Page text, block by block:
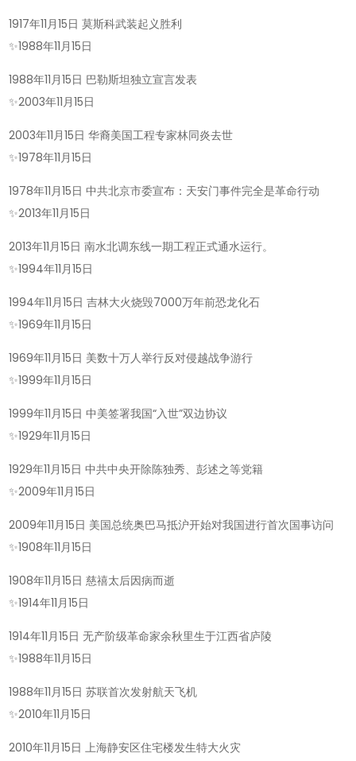
1917年11月15日 莫斯科武装起义胜利
✨1988年11月15日
1988年11月15日 巴勒斯坦独立宣言发表
✨2003年11月15日
2003年11月15日 华裔美国工程专家林同炎去世
✨1978年11月15日
1978年11月15日 中共北京市委宣布：天安门事件完全是革命行动
✨2013年11月15日
2013年11月15日 南水北调东线一期工程正式通水运行。
✨1994年11月15日
1994年11月15日 吉林大火烧毁7000万年前恐龙化石
✨1969年11月15日
1969年11月15日 美数十万人举行反对侵越战争游行
✨1999年11月15日
1999年11月15日 中美签署我国“入世”双边协议
✨1929年11月15日
1929年11月15日 中共中央开除陈独秀、彭述之等党籍
✨2009年11月15日
2009年11月15日 美国总统奥巴马抵沪开始对我国进行首次国事访问
✨1908年11月15日
1908年11月15日 慈禧太后因病而逝
✨1914年11月15日
1914年11月15日 无产阶级革命家余秋里生于江西省庐陵
✨1988年11月15日
1988年11月15日 苏联首次发射航天飞机
✨2010年11月15日
2010年11月15日 上海静安区住宅楼发生特大火灾